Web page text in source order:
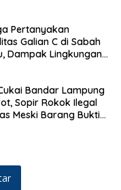
pimpinan cabang)
Demokrat Lampung
gelar aksi bersih-
Pertanyakan
Galian C di Sabah
Dampak Lingkungan
Bandar Lampung
Sopir Rokok Ilegal
Meski Barang Bukti